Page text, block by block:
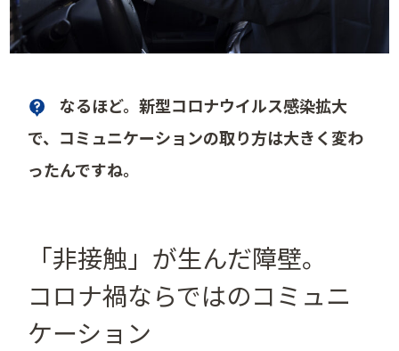
なるほど。新型コロナウイルス感染拡大
で、コミュニケーションの取り方は大きく変わ
ったんですね。
「非接触」が生んだ障壁。
コロナ禍ならではのコミュニ
ケーション